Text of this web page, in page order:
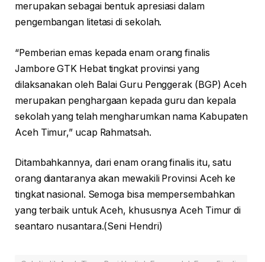
merupakan sebagai bentuk apresiasi dalam
pengembangan litetasi di sekolah.
“Pemberian emas kepada enam orang finalis
Jambore GTK Hebat tingkat provinsi yang
dilaksanakan oleh Balai Guru Penggerak (BGP) Aceh
merupakan penghargaan kepada guru dan kepala
sekolah yang telah mengharumkan nama Kabupaten
Aceh Timur,” ucap Rahmatsah.
Ditambahkannya, dari enam orang finalis itu, satu
orang diantaranya akan mewakili Provinsi Aceh ke
tingkat nasional. Semoga bisa mempersembahkan
yang terbaik untuk Aceh, khususnya Aceh Timur di
seantaro nusantara.(Seni Hendri)